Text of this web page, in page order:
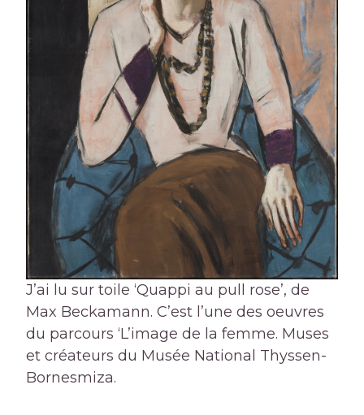
J’ai lu sur toile ‘Quappi au pull rose’, de
Max Beckamann. C’est l’une des oeuvres
du parcours ‘L’image de la femme. Muses
et créateurs du Musée National Thyssen-
Bornesmiza.